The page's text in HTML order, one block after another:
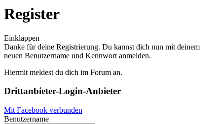
Register
Einklappen
Danke für deine Registrierung. Du kannst dich nun mit deinem
neuen Benutzername und Kennwort anmelden.
Hiermit meldest du dich im Forum an.
Drittanbieter-Login-Anbieter
Mit Facebook verbunden
Benutzername